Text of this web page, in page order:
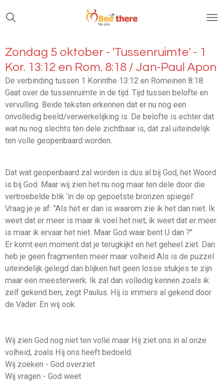
Ga
direct
de
hoofdinhoud
Zondag 5 oktober - 'Tussenruimte' - 1
Kor. 13:12 en Rom. 8:18 / Jan-Paul Apon
De verbinding tussen 1 Korinthe 13:12 en Romeinen 8:18.
Gaat over de tussenruimte in de tijd. Tijd tussen belofte en
vervulling. Beide teksten erkennen dat er nu nog een
onvolledig beeld/verwerkelijking is. De belofte is echter dat
wat nu nog slechts ten dele zichtbaar is, dat zal uiteindelijk
ten volle geopenbaard worden.
Dat wat geopenbaard zal worden is dus al bij God, het Woord
is bij God. Maar wij zien het nu nog maar ten dele door die
vertroebelde blik ‘in de op gepoetste bronzen spiegel’.
Vraag je je af: ‘’Als het er dan is waarom zie ik het dan niet. Ik
weet dat er meer is maar ik voel het niet; ik weet dat er meer
is maar ik ervaar het niet. Maar God waar bent U dan ?’’
Er komt een moment dat je terugkijkt en het geheel ziet. Dan
heb je geen fragmenten meer maar volheid Als is de puzzel
uiteindelijk gelegd dan blijken het geen losse stukjes te zijn
maar een meesterwerk. Ik zal dan volledig kennen zoals ik
zelf gekend ben, zegt Paulus. Hij is immers al gekend door
de Vader. En wij ook.
Wij zien God nog niet ten volle maar Hij ziet ons in al onze
volheid, zoals Hij ons heeft bedoeld.
Wij zoeken - God overziet
Wij vragen - God weet